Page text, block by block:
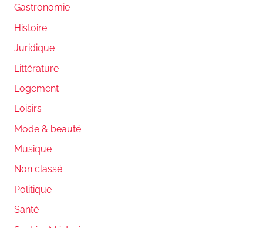
Gastronomie
Histoire
Juridique
Littérature
Logement
Loisirs
Mode & beauté
Musique
Non classé
Politique
Santé